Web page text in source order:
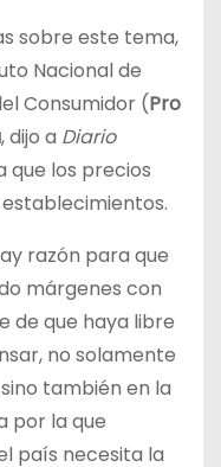
sobre este tema,
Nacional de
Consumidor (Pro
, dijo a Diario
que los precios
razón para que
márgenes con
de que haya libre
no solamente
también en la
por la que
país necesita la